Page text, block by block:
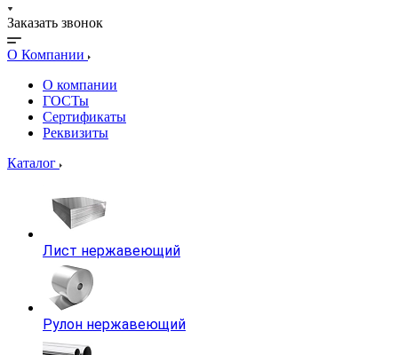
Заказать звонок
О Компании
О компании
ГОСТы
Сертификаты
Реквизиты
Каталог
Лист нержавеющий
Рулон нержавеющий